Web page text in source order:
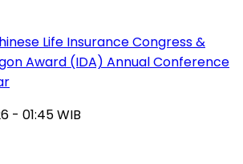
Life Insurance Congress &
Award (IDA) Annual Conference
- 01:45 WIB